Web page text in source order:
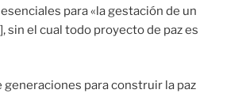
para «la gestación de un
sin el cual todo proyecto de paz es
generaciones para construir la paz